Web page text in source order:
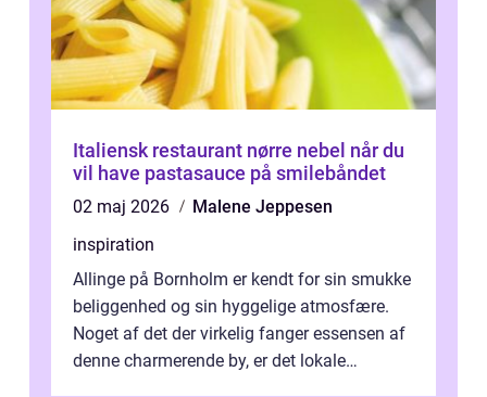
Italiensk restaurant nørre nebel når du
vil have pastasauce på smilebåndet
02 maj 2026
Malene Jeppesen
inspiration
Allinge på Bornholm er kendt for sin smukke
beliggenhed og sin hyggelige atmosfære.
Noget af det der virkelig fanger essensen af
denne charmerende by, er det lokale